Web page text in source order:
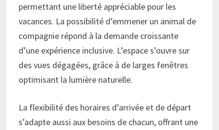
permettant une liberté appréciable pour les
vacances. La possibilité d’emmener un animal de
compagnie répond à la demande croissante
d’une expérience inclusive. L’espace s’ouvre sur
des vues dégagées, grâce à de larges fenêtres
optimisant la lumière naturelle.
La flexibilité des horaires d’arrivée et de départ
s’adapte aussi aux besoins de chacun, offrant une